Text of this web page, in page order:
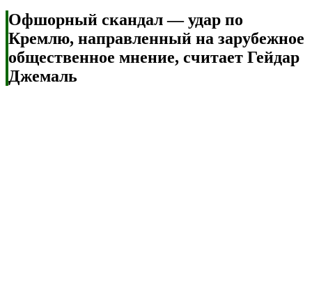
Офшорный скандал — удар по
Кремлю, направленный на зарубежное
общественное мнение, считает Гейдар
Джемаль